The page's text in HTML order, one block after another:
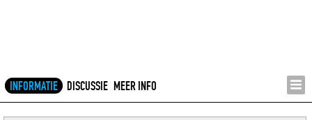
INFORMATIE DISCUSSIE MEER INFO